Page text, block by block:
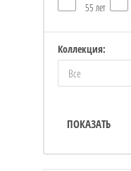
55 лет
Коллекция:
ПОКАЗАТЬ